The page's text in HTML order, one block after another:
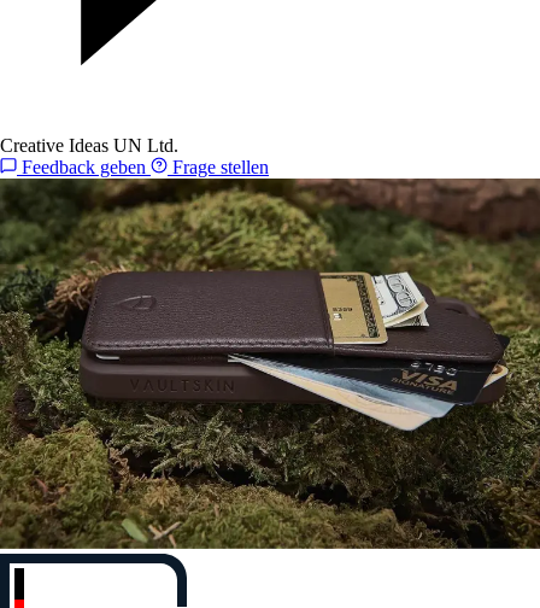
Creative Ideas UN Ltd.
Feedback geben
Frage stellen